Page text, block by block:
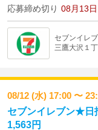
応募締め切り 08月13
セブンイレ
三鷹大沢１
08/12 (水) 17:00 〜
セブンイレブン★日
1,563円